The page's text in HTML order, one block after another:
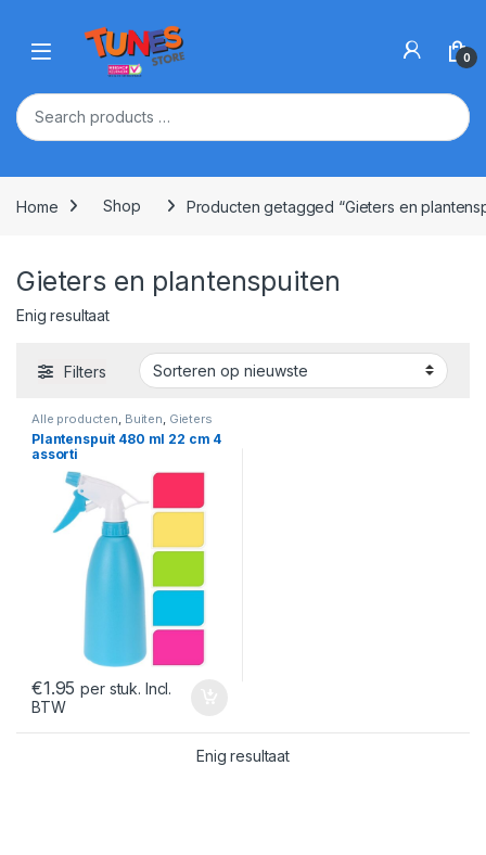
Open 0
Home Shop Producten getagged “Gieters en
Gieters en plantenspuiten
Enig resultaat
Filters
Alle producten, Buiten, Gieters
En Plantenspuiten
Plantenspuit 480 ml 22 cm 4
assorti
€1.95 per stuk. Incl.
BTW
Enig resultaat